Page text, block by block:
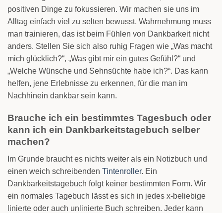
positiven Dinge zu fokussieren. Wir machen sie uns im
Alltag einfach viel zu selten bewusst. Wahrnehmung muss
man trainieren, das ist beim Fühlen von Dankbarkeit nicht
anders. Stellen Sie sich also ruhig Fragen wie „Was macht
mich glücklich?“, „Was gibt mir ein gutes Gefühl?“ und
„Welche Wünsche und Sehnsüchte habe ich?“. Das kann
helfen, jene Erlebnisse zu erkennen, für die man im
Nachhinein dankbar sein kann.
Brauche ich ein bestimmtes Tagesbuch oder
kann ich ein Dankbarkeitstagebuch selber
machen?
Im Grunde braucht es nichts weiter als ein Notizbuch und
einen weich schreibenden Tintenroller. Ein
Dankbarkeitstagebuch folgt keiner bestimmten Form. Wir
ein normales Tagebuch lässt es sich in jedes x-beliebige
linierte oder auch unlinierte Buch schreiben. Jeder kann